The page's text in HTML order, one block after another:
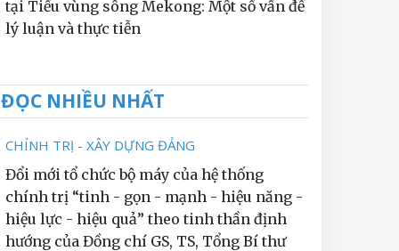
tại Tiểu vùng sông Mekong: Một số vấn đề
lý luận và thực tiễn
ĐỌC NHIỀU NHẤT
CHÍNH TRỊ - XÂY DỰNG ĐẢNG
Đổi mới tổ chức bộ máy của hệ thống
chính trị “tinh - gọn - mạnh - hiệu năng -
hiệu lực - hiệu quả” theo tinh thần định
hướng của Đồng chí GS, TS, Tổng Bí thư